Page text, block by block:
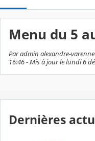
Menu du 5
Par admin alexandre-
16:46 - Mis à jour le lundi 6
Dernières